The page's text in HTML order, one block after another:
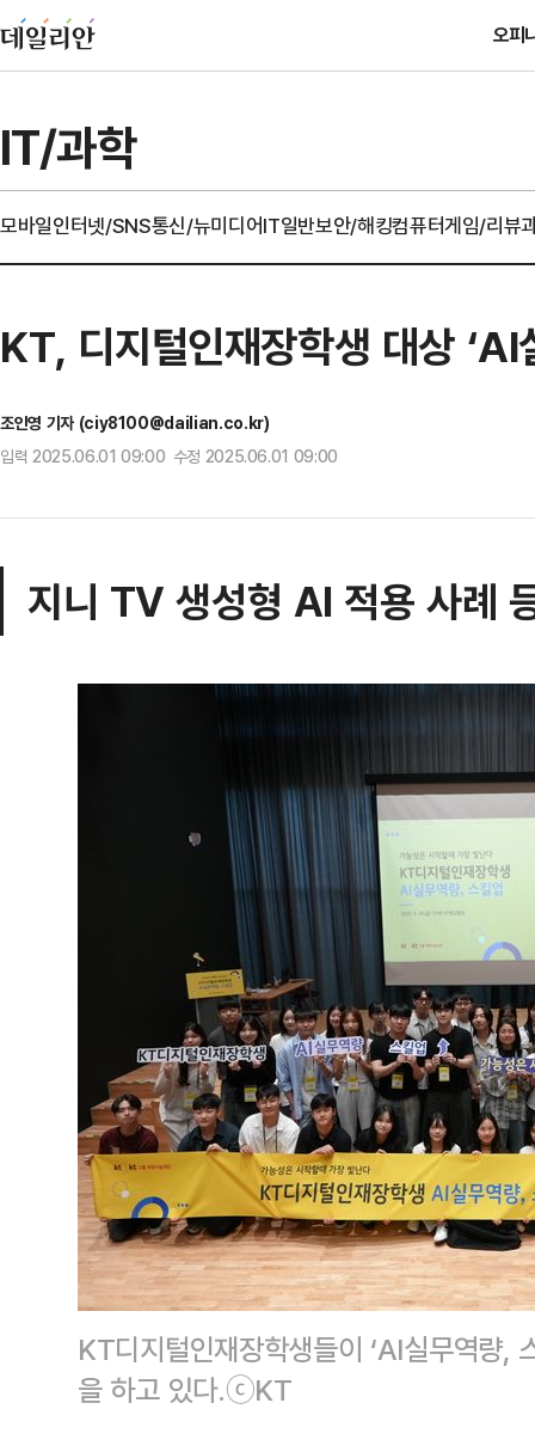
오피
IT/과학
모바일인터넷/SNS통신/뉴미디어IT일반보안/해킹컴퓨터게임/리뷰
KT, 디지털인재장학생 대상
조인영 기자 (ciy8100@dailian.co.kr)
입력 2025.06.01 09:00 수정 2025.06.01 09:00
지니 TV 생성형 AI 적용 사례
KT디지털인재장학생들이 ‘AI실무역량,
을 하고 있다.ⓒKT